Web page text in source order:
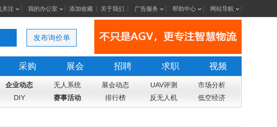
关注 我的办公室 添加收藏 关于我们 广告服务 帮助中心 网站导航
发布询价单
采购 展会 招聘 求职
视频
企业动态 无人系统 展会动态 UAV评测
市场分析
DIY 赛事活动 排行榜 反无人机 低空经济